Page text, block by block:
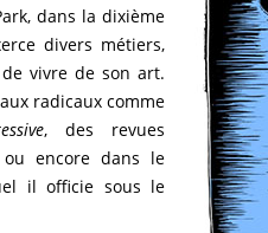
dans la dixième
divers métiers,
vivre de son art.
radicaux comme
, des revues
encore dans le
il officie sous le